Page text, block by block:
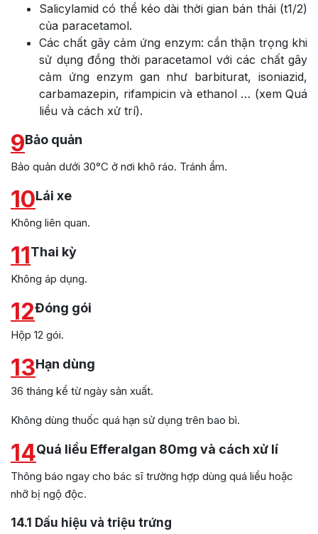
Salicylamid có thể kéo dài thời gian bán thải (t1/2)
của paracetamol.
Các chất gây cảm ứng enzym: cần thận trọng khi
sử dụng đồng thời paracetamol với các chất gây
cảm ứng enzym gan như barbiturat, isoniazid,
carbamazepin, rifampicin và ethanol … (xem Quá
liều và cách xử trí).
9Bảo quản
Bảo quản dưới 30°C ở nơi khô ráo. Tránh ẩm.
10Lái xe
Không liên quan.
11Thai kỳ
Không áp dụng.
12Đóng gói
Hộp 12 gói.
13Hạn dùng
36 tháng kể từ ngày sản xuất.
Không dùng thuốc quá hạn sử dụng trên bao bì.
14Quá liều Efferalgan 80mg và cách xử lí
Thông báo ngay cho bác sĩ trường hợp dùng quá liều hoặc
nhỡ bị ngộ độc.
14.1 Dấu hiệu và triệu trứng